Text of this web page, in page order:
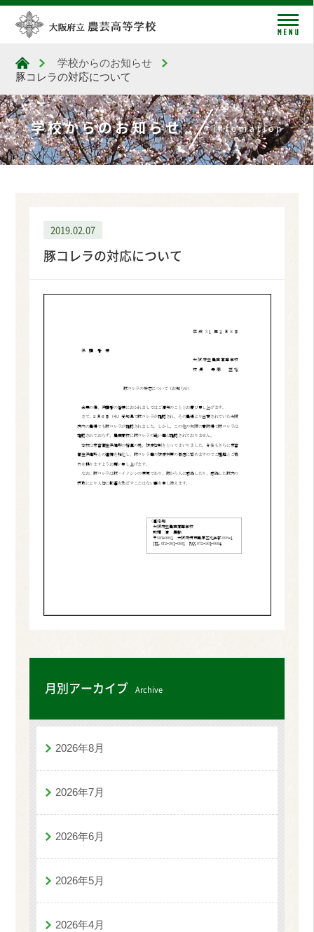
大阪府立農芸高等学校
学校からのお知らせ
豚コレラの対応について
学校からのお知らせ infomation
2019.02.07
豚コレラの対応について
月別アーカイブ Archive
2026年8月
2026年7月
2026年6月
2026年5月
2026年4月